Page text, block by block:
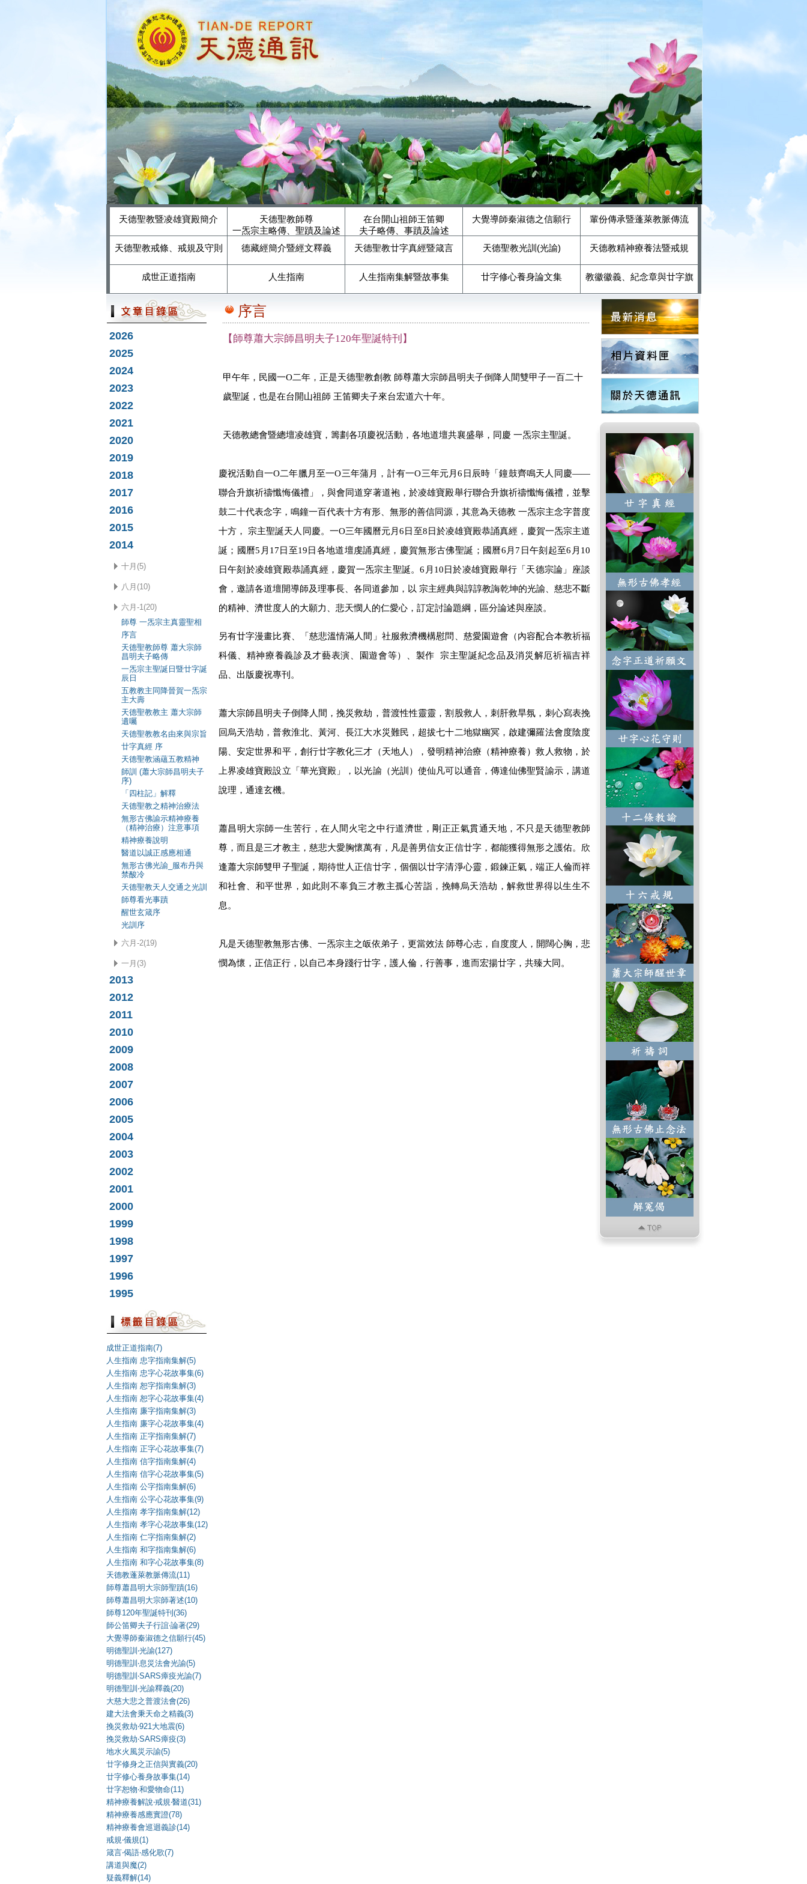
天德聖教暨凌雄寶殿簡介
天德聖教師尊
一炁宗主略傳、聖蹟及論述
在台開山祖師王笛卿
夫子略傳、事蹟及論述
大覺導師秦淑德之信願行 輩份傳承暨蓬萊教脈傳流
天德聖教戒條、戒規及守則 德藏經簡介暨經文釋義 天德聖教廿字真經暨箴言 天德聖教光訓(光諭) 天德教精神療養法暨戒規
成世正道指南 人生指南 人生指南集解暨故事集 廿字修心養身論文集 教徽徽義、紀念章與廿字旗
2026
2025
2024
2023
2022
2021
2020
2019
2018
2017
2016
2015
2014
十月(5)
八月(10)
六月-1(20)
師尊 一炁宗主真靈聖相
序言
天德聖教師尊 蕭大宗師
昌明夫子略傳
一炁宗主聖誕日暨廿字誕
辰日
五教教主同降晉賀一炁宗
主大壽
天德聖教教主 蕭大宗師
遺囑
天德聖教教名由來與宗旨
廿字真經 序
天德聖教涵蘊五教精神
師訓 (蕭大宗師昌明夫子
序)
「四柱記」解釋
天德聖教之精神治療法
無形古佛諭示精神療養
（精神治療）注意事項
精神療養說明
醫道以誠正感應相通
無形古佛光諭_服布丹與
禁酸冷
天德聖教天人交通之光訓
師尊看光事蹟
醒世玄箴序
光訓序
六月-2(19)
一月(3)
2013
2012
2011
2010
2009
2008
2007
2006
2005
2004
2003
2002
2001
2000
1999
1998
1997
1996
1995
成世正道指南(7)
人生指南 忠字指南集解(5)
人生指南 忠字心花故事集(6)
人生指南 恕字指南集解(3)
人生指南 恕字心花故事集(4)
人生指南 廉字指南集解(3)
人生指南 廉字心花故事集(4)
人生指南 正字指南集解(7)
人生指南 正字心花故事集(7)
人生指南 信字指南集解(4)
人生指南 信字心花故事集(5)
人生指南 公字指南集解(6)
人生指南 公字心花故事集(9)
人生指南 孝字指南集解(12)
人生指南 孝字心花故事集(12)
人生指南 仁字指南集解(2)
人生指南 和字指南集解(6)
人生指南 和字心花故事集(8)
天德教蓬萊教脈傳流(11)
師尊蕭昌明大宗師聖蹟(16)
師尊蕭昌明大宗師著述(10)
師尊120年聖誕特刊(36)
師公笛卿夫子行誼‧論著(29)
大覺導師秦淑德之信願行(45)
明德聖訓‧光諭(127)
明德聖訓‧息災法會光諭(5)
明德聖訓‧SARS瘴疫光諭(7)
明德聖訓‧光諭釋義(20)
大慈大悲之普渡法會(26)
建大法會秉天命之精義(3)
挽災救劫‧921大地震(6)
挽災救劫‧SARS瘴疫(3)
地水火風災示諭(5)
廿字修身之正信與實義(20)
廿字修心養身故事集(14)
廿字恕物‧和愛物命(11)
精神療養解說‧戒規‧醫道(31)
精神療養感應實證(78)
精神療養會巡迴義診(14)
戒規‧儀規(1)
箴言‧偈語‧感化歌(7)
講道與魔(2)
疑義釋解(14)
序言
【師尊蕭大宗師昌明夫子120年聖誕特刊】
甲午年，民國一Ο二年，正是天德聖教創教 師尊蕭大宗師昌明夫子倒降人間雙甲子一百二十
歲聖誕，也是在台開山祖師 王笛卿夫子來台宏道六十年。
天德教總會暨總壇凌雄寶，籌劃各項慶祝活動，各地道壇共襄盛舉，同慶 一炁宗主聖誕。
慶祝活動自一Ο二年臘月至一Ο三年蒲月，計有一Ο三年元月6日辰時「鐘鼓齊鳴天人同慶――
聯合升旗祈禱懺悔儀禮」，與會同道穿著道袍，於凌雄寶殿舉行聯合升旗祈禱懺悔儀禮，並擊
鼓二十代表念字，鳴鐘一百代表十方有形、無形的善信同源，其意為天德教 一炁宗主念字普度
十方， 宗主聖誕天人同慶。一Ο三年國曆元月6日至8日於凌雄寶殿恭誦真經，慶賀一炁宗主道
誕；國曆5月17日至19日各地道壇虔誦真經，慶賀無形古佛聖誕；國曆6月7日午刻起至6月10
日午刻於凌雄寶殿恭誦真經，慶賀一炁宗主聖誕。6月10日於凌雄寶殿舉行「天德宗論」座談
會，邀請各道壇開導師及理事長、各同道參加，以 宗主經典與諄諄教誨乾坤的光諭、慈悲不斷
的精神、濟世度人的大願力、悲天憫人的仁愛心，訂定討論題綱，區分論述與座談。
另有廿字漫畫比賽、「慈悲溫情滿人間」社服救濟機構慰問、慈愛園遊會（內容配合本教祈福
科儀、精神療養義診及才藝表演、園遊會等）、製作 宗主聖誕紀念品及消災解厄祈福吉祥
品、出版慶祝專刊。
蕭大宗師昌明夫子倒降人間，挽災救劫，普渡性性靈靈，割股救人，刺肝救旱氛，刺心寫表挽
回烏天浩劫，普救淮北、黃河、長江大水災難民，超拔七十二地獄幽冥，啟建彌羅法會度陰度
陽、安定世界和平，創行廿字教化三才（天地人），發明精神治療（精神療養）救人救物，於
上界凌雄寶殿設立「華光寶殿」，以光諭（光訓）使仙凡可以通音，傳達仙佛聖賢諭示，講道
說理，通達玄機。
蕭昌明大宗師一生苦行，在人間火宅之中行道濟世，剛正正氣貫通天地，不只是天德聖教師
尊，而且是三才教主，慈悲大愛胸懷萬有，凡是善男信女正信廿字，都能獲得無形之護佑。欣
逢蕭大宗師雙甲子聖誕，期待世人正信廿字，個個以廿字清淨心靈，鍛鍊正氣，端正人倫而祥
和社會、和平世界，如此則不辜負三才教主孤心苦詣，挽轉烏天浩劫，解救世界得以生生不
息。
凡是天德聖教無形古佛、一炁宗主之皈依弟子，更當效法 師尊心志，自度度人，開闊心胸，悲
憫為懷，正信正行，以自己本身踐行廿字，護人倫，行善事，進而宏揚廿字，共臻大同。